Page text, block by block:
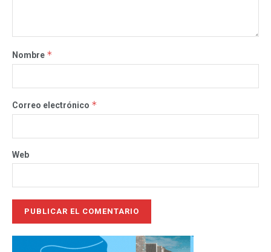
Nombre *
Correo electrónico *
Web